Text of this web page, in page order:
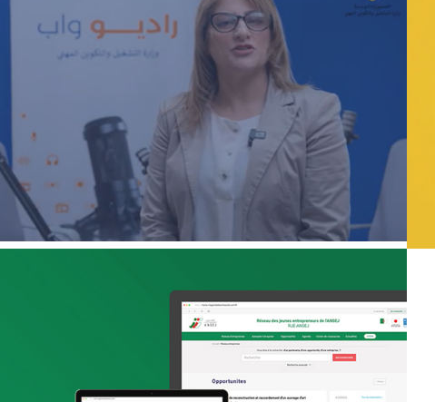
ECOAGRIS : Plateforme data-driven
ONG & Bailleur de fonds